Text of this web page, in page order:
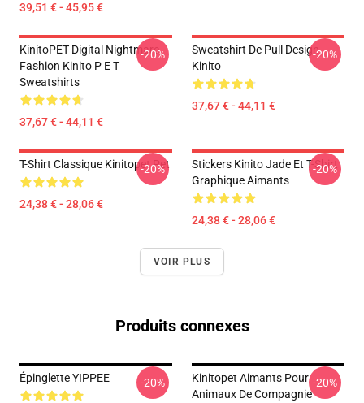
39,51 € - 45,95 €
KinitoPET Digital Nightmare
Fashion Kinito P E T
Sweatshirts
37,67 € - 44,11 €
-20%
Sweatshirt De Pull Design
Kinito
37,67 € - 44,11 €
-20%
T-Shirt Classique Kinitopet Pet
24,38 € - 28,06 €
-20%
Stickers Kinito Jade Et T-Shirt
Graphique Aimants
24,38 € - 28,06 €
-20%
VOIR PLUS
Produits connexes
Épinglette YIPPEE -20%
Kinitopet Aimants Pour
Animaux De Compagnie
-20%